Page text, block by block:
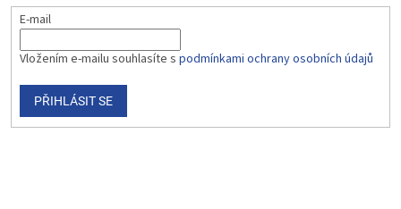
E-mail
Vložením e-mailu souhlasíte s podmínkami ochrany osobních údajů
PŘIHLÁSIT SE